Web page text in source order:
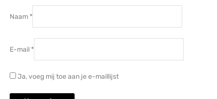
Naam *
E-mail *
Ja, voeg mij toe aan je e-maillijst